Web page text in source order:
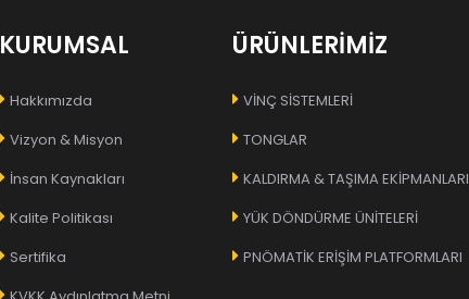
KURUMSAL
Hakkımızda
Vizyon & Misyon
İnsan Kaynakları
Kalite Politikası
Sertifika
ÜRÜNLERİMİZ
VİNÇ SİSTEMLERİ
TONGLAR
KALDIRMA & TAŞIMA EKİPMANLARI
YÜK DÖNDÜRME ÜNİTELERİ
PNÖMATİK ERİŞİM PLATFORMLARI